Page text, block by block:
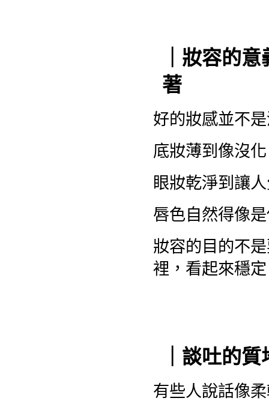
｜妝容的
著
好的妝感並不
底妝薄到像沒
眼妝乾淨到讓
唇色自然得像
妝容的目的不
裡，看起來穩
｜談吐的
有些人說話像